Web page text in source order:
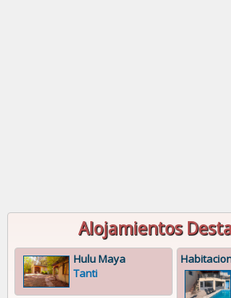
Alojamientos
Hulu Maya
Tanti